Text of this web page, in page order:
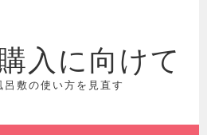
入に向けて
呂敷の使い方を見直す